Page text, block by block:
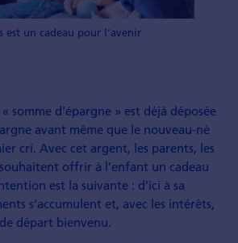
est un cadeau pour l’avenir
somme d'épargne » est déjà déposée
avant même que le nouveau-né
cri. Avec cet argent, les parents, les
offrir à l’enfant un cadeau
est la suivante : d’ici à sa
s’accumulent et, avec les intérêts,
départ bienvenu.